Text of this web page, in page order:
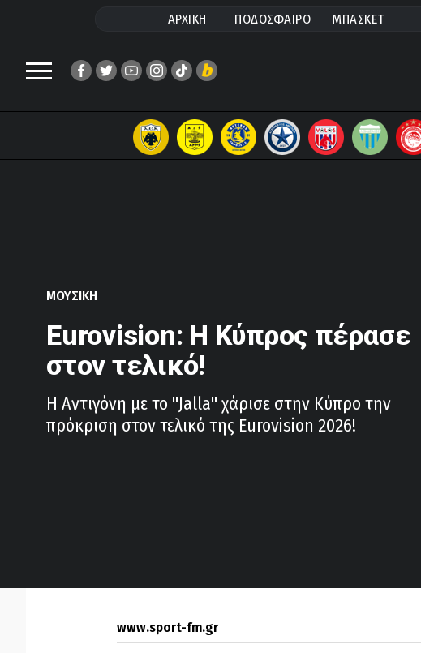
ΑΡΧΙΚΗ ΠΟΔΟΣΦΑΙΡΟ ΜΠΑΣΚΕΤ
ΜΟΥΣΙΚΗ
Eurovision: Η Κύπρος πέρασε
στον τελικό!
Η Αντιγόνη με το ''Jalla'' χάρισε στην Κύπρο την
πρόκριση στον τελικό της Eurovision 2026!
www.sport-fm.gr